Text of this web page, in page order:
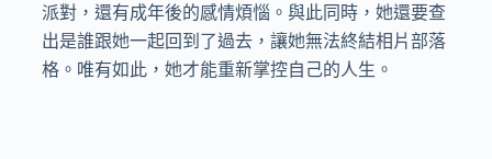
派對，還有成年後的感情煩惱。與此同時，她還要查
出是誰跟她一起回到了過去，讓她無法終結相片部落
格。唯有如此，她才能重新掌控自己的人生。